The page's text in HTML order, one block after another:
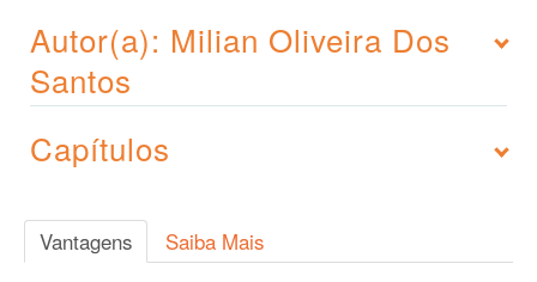
Autor(a): Milian Oliveira Dos
Santos
Capítulos
Vantagens Saiba Mais